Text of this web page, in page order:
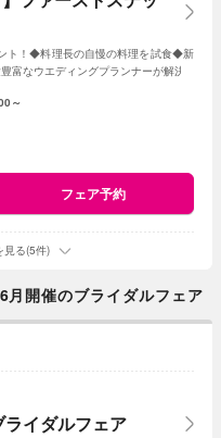
ト！◆料理長の自慢の料理を試食◆新
富なウエディングプランナーが解決
～
フェア予約
見る(5件)
開催のブライダルフェア
イダルフェア